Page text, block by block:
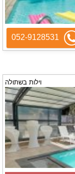
052-9128531
וילות בשתולה